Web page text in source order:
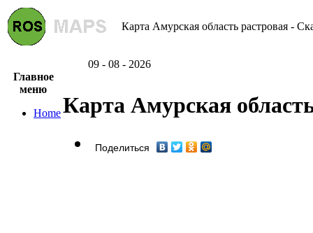
Карта Амурская область растровая -
09 - 08 - 2026
Главное
меню
HomeКарта Амурская
Поделиться